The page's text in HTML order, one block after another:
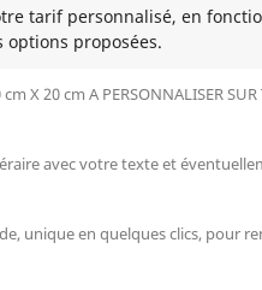
tarif personnalisé, en
options proposées.
X 20 cm A PERSONNALISER
avec votre texte et
unique en quelques clics, pour